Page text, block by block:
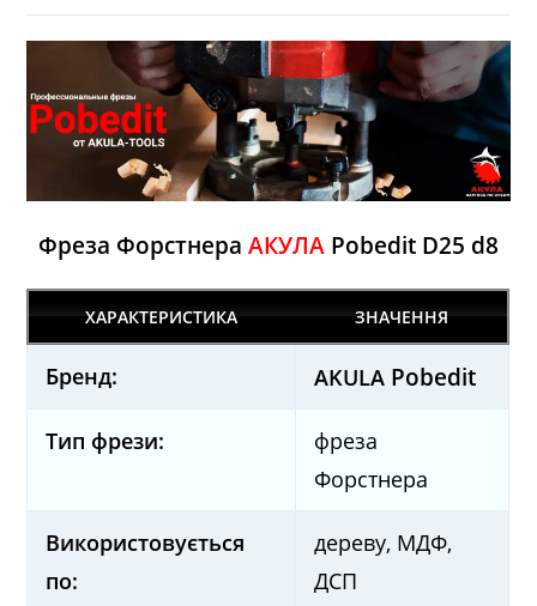
Фреза Форстнера АКУЛА Pobedit D25 d8
ХАРАКТЕРИСТИКА ЗНАЧЕННЯ
Бренд: AKULA Pobedit
Тип фрези:
фреза
Форстнера
Використовується
по:
дереву, МДФ,
ДСП